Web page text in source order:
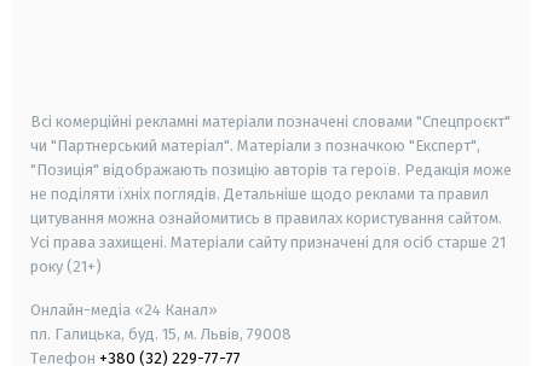
Всі комерційні рекламні матеріали позначені словами "Спецпроєкт"
чи "Партнерський матеріал". Матеріали з позначкою "Експерт",
"Позиція" відображають позицію авторів та героїв. Редакція може
не поділяти їхніх поглядів. Детальніше щодо реклами та правил
цитування можна ознайомитись в правилах користування сайтом.
Усі права захищені. Матеріали сайту призначені для осіб старше 21
року (21+)
Онлайн-медіа «24 Канал»
пл. Галицька, буд. 15, м. Львів, 79008
Телефон +380 (32) 229-77-77